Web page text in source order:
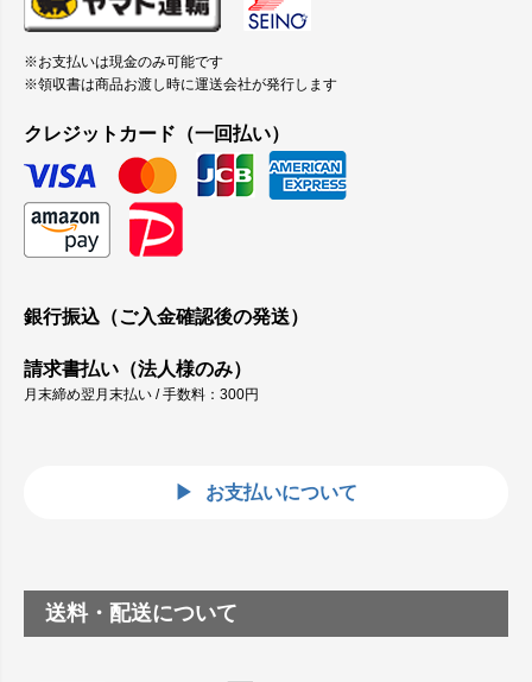
※お支払いは現金のみ可能です
※領収書は商品お渡し時に運送会社が発行します
クレジットカード（一回払い）
銀行振込（ご入金確認後の発送）
請求書払い（法人様のみ）
月末締め翌月末払い / 手数料：300円
お支払いについて
送料・配送について